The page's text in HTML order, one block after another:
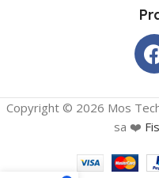
Copyright © 2026 Mos
sa ❤️